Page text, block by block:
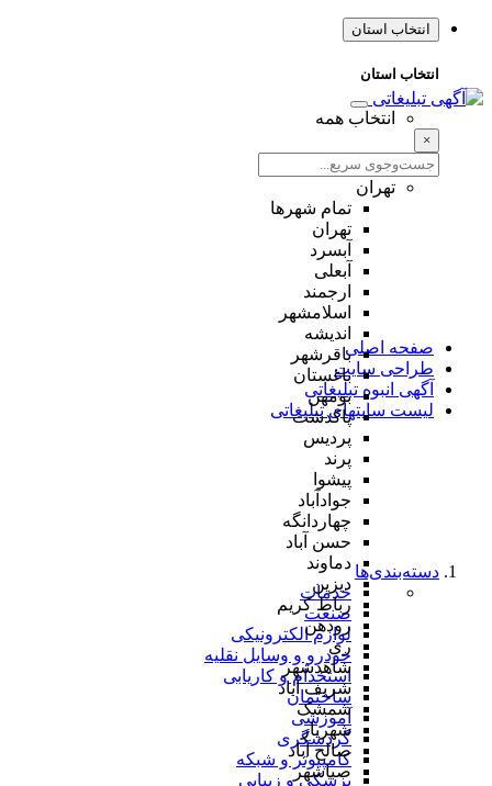
انتخاب استان
انتخاب استان
انتخاب همه
×
تهران
تمام شهر‌ها
تهران
آبسرد
آبعلی
ارجمند
اسلامشهر
اندیشه
باقرشهر
باغستان
بومهن
پاکدشت
پردیس
پرند
پیشوا
جوادآباد
چهاردانگه
حسن آباد
دماوند
دیزین
رباط کریم
رودهن
ری
شاهدشهر
شریف آباد
شمشک
شهریار
صالح آباد
صباشهر
صفحه اصلی
طراحی سایت
آگهی انبوه تبلیغاتی
لیست سایتهای تبلیغاتی
دسته‌بندی‌ها
خدمات
صنعت
لوازم الکترونیکی
خودرو و وسایل نقلیه
استخدام و کاریابی
ساختمان
آموزشی
گردشگری
کامپیوتر و شبکه
پزشکی و زیبایی